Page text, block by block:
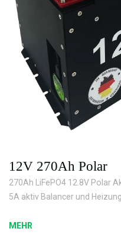
12V 270Ah Polar
270Ah LiFePO4 12.8V Polar
5A aktiv Balancer und Heizung
MEHR